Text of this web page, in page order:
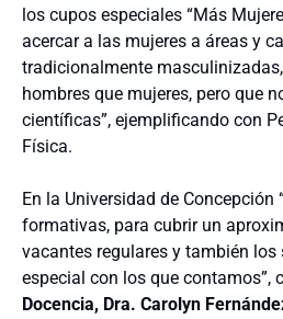
los cupos especiales “Más
acercar a las mujeres a áreas y
tradicionalmente
hombres que mujeres, pero que
científicas”, ejemplificando con
Física.
En la Universidad de Concepción
formativas, para cubrir un
vacantes regulares y también
especial con los que contamos”,
Docencia, Dra. Carolyn